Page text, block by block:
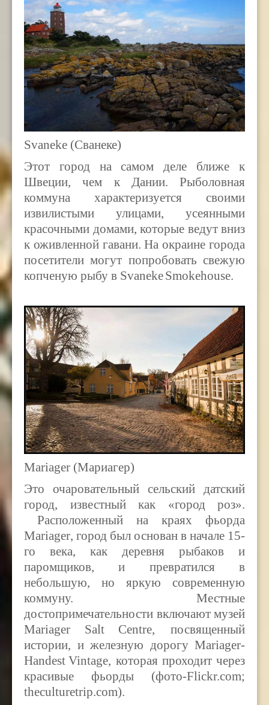
Svaneke (Сванеке)
Этот город на самом деле ближе к
Швеции, чем к Дании. Рыболовная
коммуна характеризуется своими
извилистыми улицами, усеянными
красочными домами, которые ведут вниз
к оживленной гавани. На окраине города
посетители могут попробовать свежую
копченую рыбу в SvanekeSmokehouse.
Mariager (Мариагер)
Это очаровательный сельский датский
город, известный как «город роз».
Расположенный на краях фьорда
Mariager, город был основан в начале 15-
го века, как деревня рыбаков и
паромщиков, и превратился в
небольшую, но яркую современную
коммуну. Местные
достопримечательности включают музей
Mariager
Salt Centre, посвященный
истории, и железную дорогу Mariager-
Handest Vintage, которая проходит через
красивые фьорды (фото-Flickr.com;
theculturetrip.com).